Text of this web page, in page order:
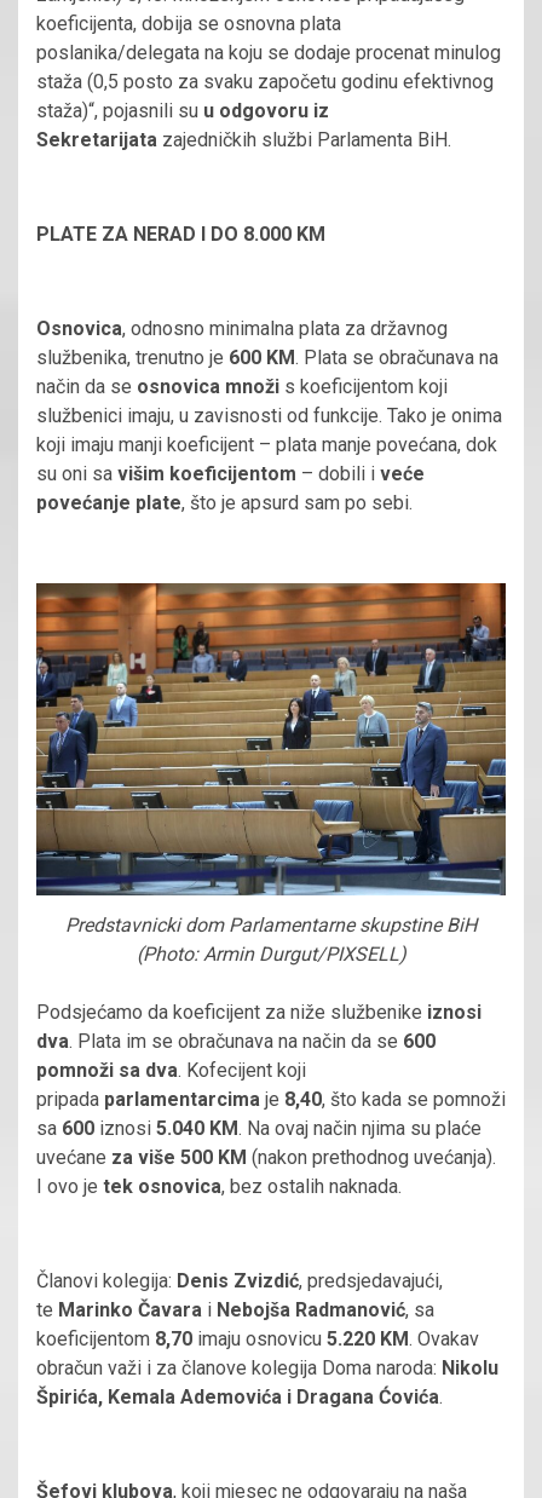
koeficijenta, dobija se osnovna plata
poslanika/delegata na koju se dodaje procenat minulog
staža (0,5 posto za svaku započetu godinu efektivnog
staža)“, pojasnili su u odgovoru iz
Sekretarijata zajedničkih službi Parlamenta BiH.
PLATE ZA NERAD I DO 8.000 KM
Osnovica, odnosno minimalna plata za državnog
službenika, trenutno je 600 KM. Plata se obračunava na
način da se osnovica množi s koeficijentom koji
službenici imaju, u zavisnosti od funkcije. Tako je onima
koji imaju manji koeficijent – plata manje povećana, dok
su oni sa višim koeficijentom – dobili i veće
povećanje plate, što je apsurd sam po sebi.
Predstavnicki dom Parlamentarne skupstine BiH
(Photo: Armin Durgut/PIXSELL)
Podsjećamo da koeficijent za niže službenike iznosi
dva. Plata im se obračunava na način da se 600
pomnoži sa dva. Kofecijent koji
pripada parlamentarcima je 8,40, što kada se pomnoži
sa 600 iznosi 5.040 KM. Na ovaj način njima su plaće
uvećane za više 500 KM (nakon prethodnog uvećanja).
I ovo je tek osnovica, bez ostalih naknada.
Članovi kolegija: Denis Zvizdić, predsjedavajući,
te Marinko Čavara i Nebojša Radmanović, sa
koeficijentom 8,70 imaju osnovicu 5.220 KM. Ovakav
obračun važi i za članove kolegija Doma naroda: Nikolu
Špirića, Kemala Ademovića i Dragana Ćovića.
Šefovi klubova, koji mjesec ne odgovaraju na naša